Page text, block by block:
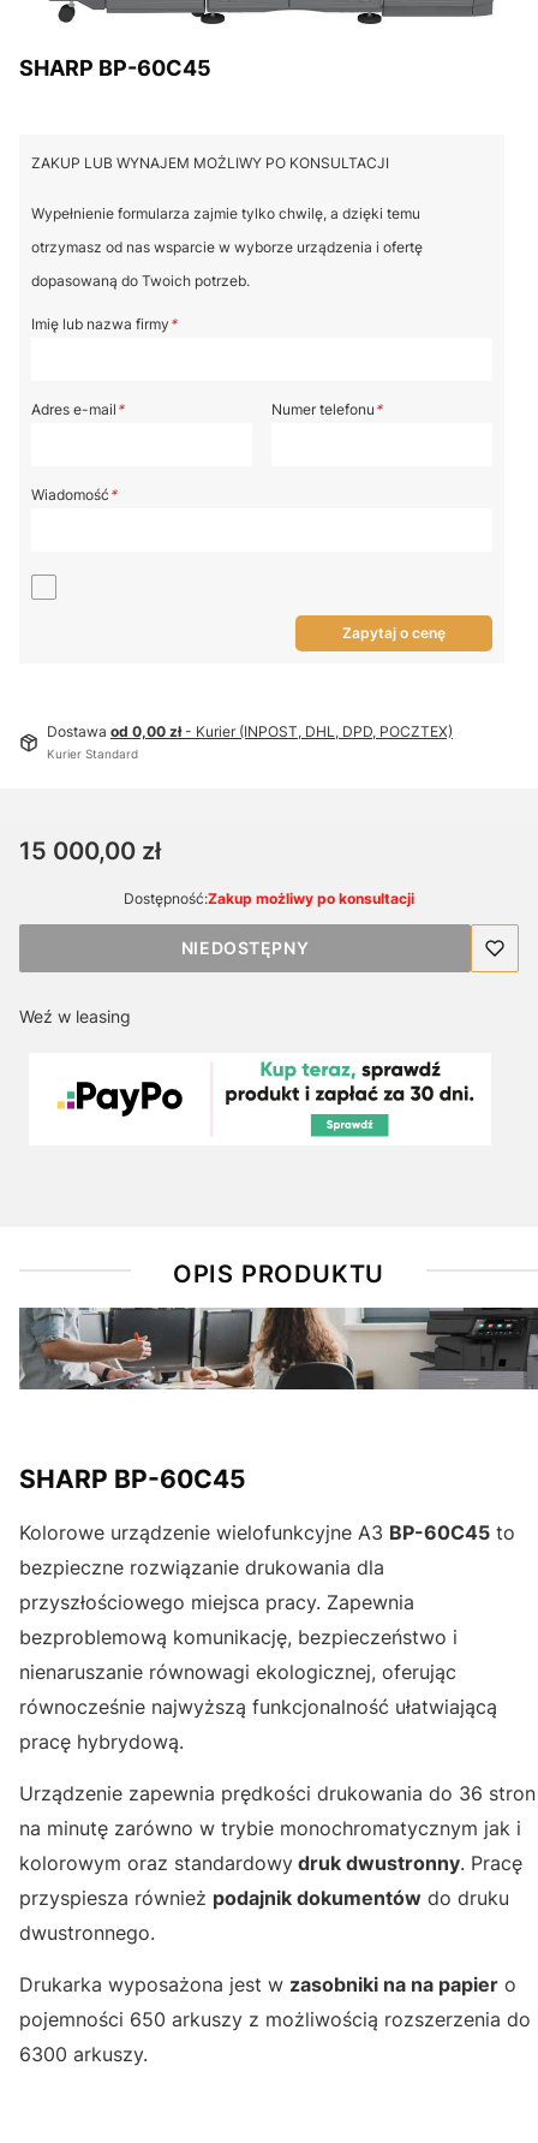
SHARP BP-60C45
ZAKUP LUB WYNAJEM MOŻLIWY PO KONSULTACJI
Wypełnienie formularza zajmie tylko chwilę, a dzięki temu
otrzymasz od nas wsparcie w wyborze urządzenia i ofertę
dopasowaną do Twoich potrzeb.
Imię lub nazwa firmy *
Adres e-mail * Numer telefonu *
Wiadomość *
Zapytaj o cenę
Dostawa od 0,00 zł- Kurier (INPOST, DHL, DPD, POCZTEX)
Kurier Standard
Cena
15 000,00 zł
Dostępność:Zakup możliwy po konsultacji
NIEDOSTĘPNY
Weź w leasing
OPIS PRODUKTU
SHARP BP-60C45
Kolorowe urządzenie wielofunkcyjne A3 BP-60C45 to
bezpieczne rozwiązanie drukowania dla
przyszłościowego miejsca pracy. Zapewnia
bezproblemową komunikację, bezpieczeństwo i
nienaruszanie równowagi ekologicznej, oferując
równocześnie najwyższą funkcjonalność ułatwiającą
pracę hybrydową.
Urządzenie zapewnia prędkości drukowania do 36 stron
na minutę zarówno w trybie monochromatycznym jak i
kolorowym oraz standardowy druk dwustronny. Pracę
przyspiesza również podajnik dokumentów do druku
dwustronnego.
Drukarka wyposażona jest w zasobniki na na papier o
pojemności 650 arkuszy z możliwością rozszerzenia do
6300 arkuszy.